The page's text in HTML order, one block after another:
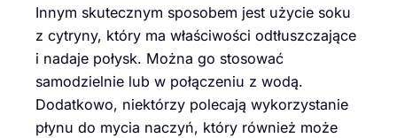
Innym skutecznym sposobem jest użycie soku
z cytryny, który ma właściwości odtłuszczające
i nadaje połysk. Można go stosować
samodzielnie lub w połączeniu z wodą.
Dodatkowo, niektórzy polecają wykorzystanie
płynu do mycia naczyń, który również może